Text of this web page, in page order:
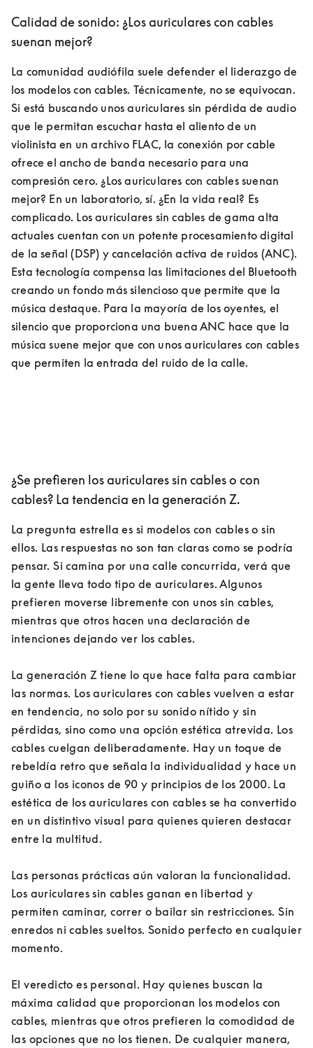
Calidad de sonido: ¿Los auriculares con cables
suenan mejor?
La comunidad audiófila suele defender el liderazgo de
los modelos con cables. Técnicamente, no se equivocan.
Si está buscando unos auriculares sin pérdida de audio
que le permitan escuchar hasta el aliento de un
violinista en un archivo FLAC, la conexión por cable
ofrece el ancho de banda necesario para una
compresión cero. ¿Los auriculares con cables suenan
mejor? En un laboratorio, sí. ¿En la vida real? Es
complicado. Los auriculares sin cables de gama alta
actuales cuentan con un potente procesamiento digital
de la señal (DSP) y cancelación activa de ruidos (ANC).
Esta tecnología compensa las limitaciones del Bluetooth
creando un fondo más silencioso que permite que la
música destaque. Para la mayoría de los oyentes, el
silencio que proporciona una buena ANC hace que la
música suene mejor que con unos auriculares con cables
que permiten la entrada del ruido de la calle.
¿Se prefieren los auriculares sin cables o con
cables? La tendencia en la generación Z.
La pregunta estrella es si modelos con cables o sin
ellos. Las respuestas no son tan claras como se podría
pensar. Si camina por una calle concurrida, verá que
la gente lleva todo tipo de auriculares. Algunos
prefieren moverse libremente con unos sin cables,
mientras que otros hacen una declaración de
intenciones dejando ver los cables.
La generación Z tiene lo que hace falta para cambiar
las normas. Los auriculares con cables vuelven a estar
en tendencia, no solo por su sonido nítido y sin
pérdidas, sino como una opción estética atrevida. Los
cables cuelgan deliberadamente. Hay un toque de
rebeldía retro que señala la individualidad y hace un
guiño a los iconos de 90 y principios de los 2000. La
estética de los auriculares con cables se ha convertido
en un distintivo visual para quienes quieren destacar
entre la multitud.
Las personas prácticas aún valoran la funcionalidad.
Los auriculares sin cables ganan en libertad y
permiten caminar, correr o bailar sin restricciones. Sin
enredos ni cables sueltos. Sonido perfecto en cualquier
momento.
El veredicto es personal. Hay quienes buscan la
máxima calidad que proporcionan los modelos con
cables, mientras que otros prefieren la comodidad de
las opciones que no los tienen. De cualquier manera,